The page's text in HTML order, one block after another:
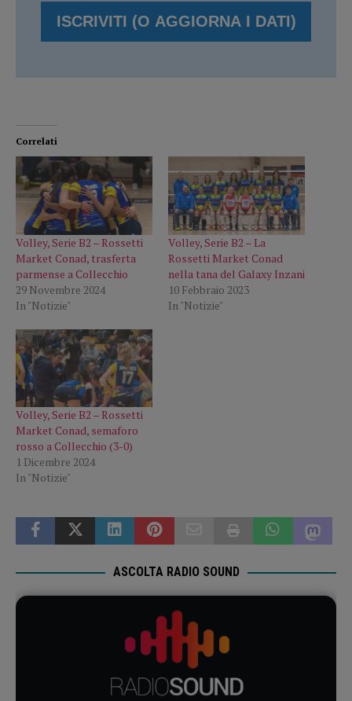
Correlati
Volley, Serie B2 – Rossetti
Market Conad, trasferta
parmense a Collecchio
29 Novembre 2024
In "Notizie"
Volley, Serie B2 – La
Rossetti Market Conad
nella tana del Galaxy Inzani
10 Febbraio 2023
In "Notizie"
Volley, Serie B2 – Rossetti
Market Conad, semaforo
rosso a Collecchio (3-0)
1 Dicembre 2024
In "Notizie"
ASCOLTA RADIO SOUND